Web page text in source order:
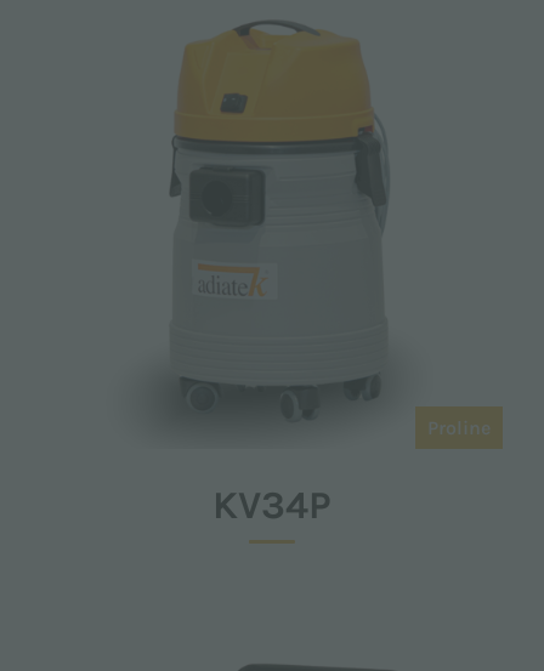
Proline
KV34P